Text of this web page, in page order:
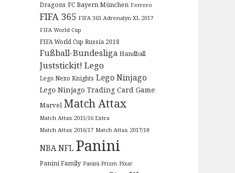
Dragons FC Bayern München Ferrero
FIFA 365 FIFA 365 Adrenalyn XL 2017
FIFA World Cup
FIFA World Cup Russia 2018
Fußball-Bundesliga Handball
Juststickit! Lego
Lego Nexo Knights Lego Ninjago
Lego Ninjago Trading Card Game
Marvel Match Attax
Match Attax 2015/16 Extra
Match Attax 2016/17 Match Attax 2017/18
NBANFL Panini
Panini Family Panini Prizm Pixar